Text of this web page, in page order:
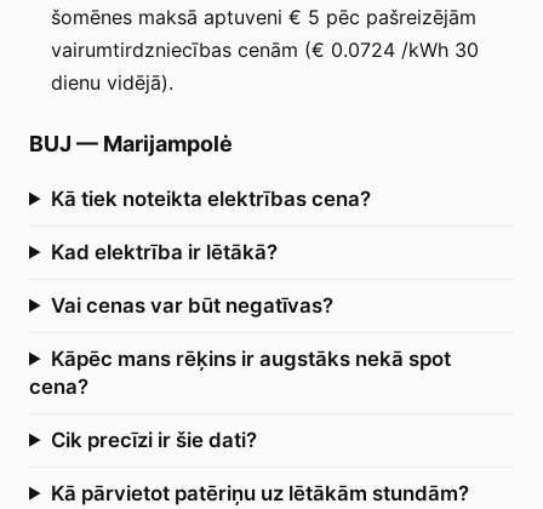
šomēnes maksā aptuveni € 5 pēc pašreizējām
vairumtirdzniecības cenām (€ 0.0724 /kWh 30
dienu vidējā).
BUJ — Marijampolė
Kā tiek noteikta elektrības cena?
Kad elektrība ir lētākā?
Vai cenas var būt negatīvas?
Kāpēc mans rēķins ir augstāks nekā spot
cena?
Cik precīzi ir šie dati?
Kā pārvietot patēriņu uz lētākām stundām?